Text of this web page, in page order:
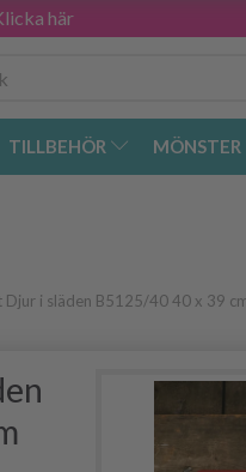
här
TILLBEHÖR MÖNSTER
Djur i släden B5125/40 40 x 39